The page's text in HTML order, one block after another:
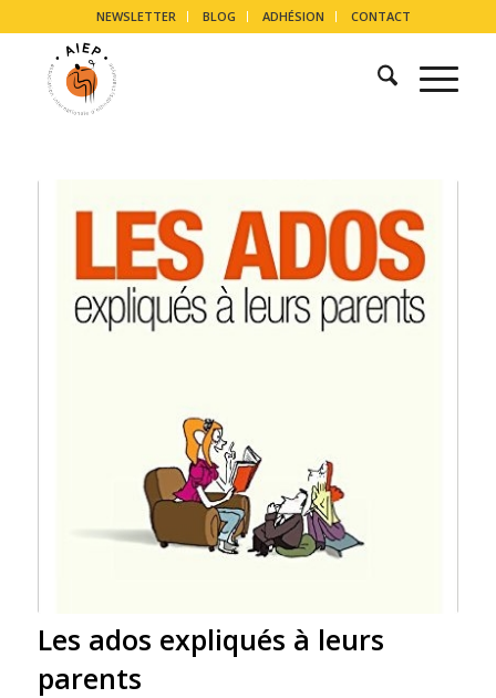
NEWSLETTER BLOG ADHÉSION CONTACT
Les ados expliqués à leurs
parents